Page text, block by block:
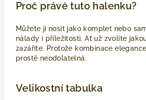
Proč právě tuto halenku?
Můžete ji nosit jako komplet nebo
nálady i příležitosti. Ať už zvolíte
zazáříte. Protože kombinace
prostě neodolatelná.
Velikostní tabulka